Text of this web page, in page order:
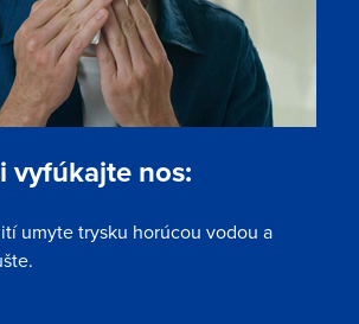
vyfúkajte nos:
umyte trysku horúcou vodou a